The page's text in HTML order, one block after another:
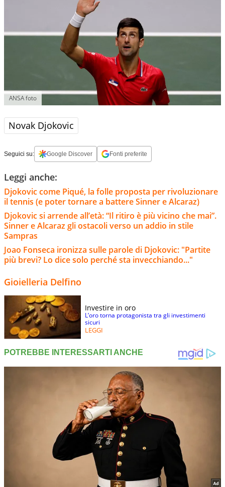
ANSA foto
Novak Djokovic
Seguici su: Google Discover Fonti preferite
Leggi anche:
Djokovic come Piqué, la folle proposta per rivoluzionare
il tennis (e poter tornare a battere Sinner e Alcaraz)
Djokovic si arrende all’età: “Il ritiro è più vicino che mai”.
Sinner e Alcaraz gli ostacoli verso un addio in stile
Sampras
Joao Fonseca ironizza sulle parole di Djokovic: "Partite
più brevi? Lo dice solo perché sta invecchiando..."
Gioielleria Delfino
Investire in oro
L’oro torna protagonista tra gli investimenti
sicuri
LEGGI